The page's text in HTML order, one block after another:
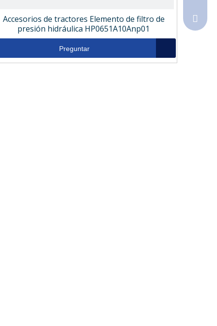
Accesorios de tractores Elemento de filtro de
presión hidráulica HP0651A10Anp01
Preguntar